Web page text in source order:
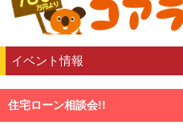
イベント情報
住宅ローン相談会!!